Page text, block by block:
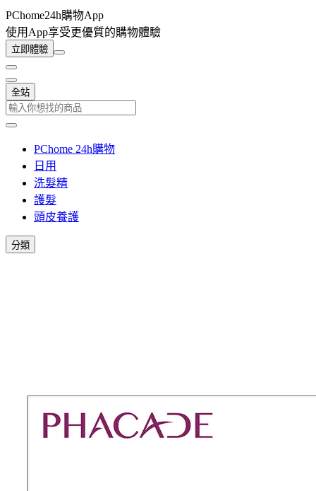
PChome24h購物App
使用App享受更優質的購物體驗
立即體驗
全站
PChome 24h購物
日用
洗髮精
護髮
頭皮養護
分類